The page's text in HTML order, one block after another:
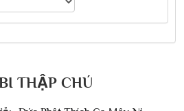
THẬP CHÚ